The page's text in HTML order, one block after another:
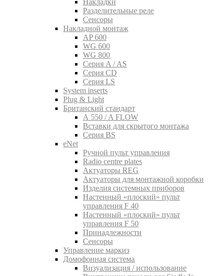
Накладки
Разделительные реле
Сенсоры
Накладной монтаж
AP 600
WG 600
WG 800
Серия A / AS
Серия CD
Серия LS
System inserts
Plug & Light
Британский стандарт
A 550 / A FLOW
Вставки для скрытого монтажа
Серия BS
eNet
Pучной пульт управления
Radio centre plates
Актуаторы REG
Актуаторы для монтажной коробки
Изделия системных приборов
Настенный «плоский» пульт
управления F 40
Настенный «плоский» пульт
управления F 50
Принадлежности
Сенсоры
Управление маркиз
Домофонная система
Визуализация / использование